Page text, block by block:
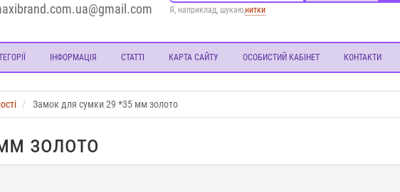
Я, наприклад, шукаю,нитки
ІНФОРМАЦІЯ СТАТТІ КАРТА САЙТУ ОСОБИСТИЙ КАБІНЕТ КОНТАКТИ
Замок для сумки 29 *35 мм золото
золото